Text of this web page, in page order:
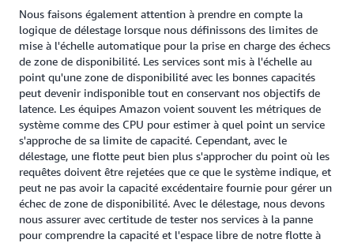
Nous faisons également attention à prendre en compte la
logique de délestage lorsque nous définissons des limites de
mise à l'échelle automatique pour la prise en charge des échecs
de zone de disponibilité. Les services sont mis à l'échelle au
point qu'une zone de disponibilité avec les bonnes capacités
peut devenir indisponible tout en conservant nos objectifs de
latence. Les équipes Amazon voient souvent les métriques de
système comme des CPU pour estimer à quel point un service
s'approche de sa limite de capacité. Cependant, avec le
délestage, une flotte peut bien plus s'approcher du point où les
requêtes doivent être rejetées que ce que le système indique, et
peut ne pas avoir la capacité excédentaire fournie pour gérer un
échec de zone de disponibilité. Avec le délestage, nous devons
nous assurer avec certitude de tester nos services à la panne
pour comprendre la capacité et l'espace libre de notre flotte à